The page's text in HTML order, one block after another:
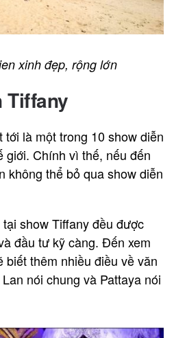
xinh đẹp, rộng lớn
Tiffany
là một trong 10 show diễn
giới. Chính vì thế, nếu đến
không thể bỏ qua show diễn
show Tiffany đều được
đầu tư kỹ càng. Đến xem
biết thêm nhiều điều về văn
nói chung và Pattaya nói